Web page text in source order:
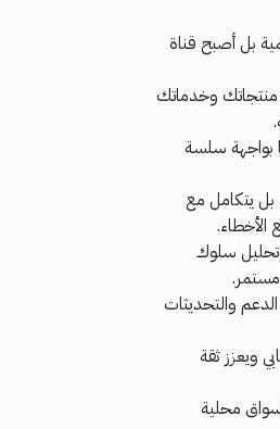
بل أصبح قناة
منتجاتك وخدماتك
بواجهة سلسة
بل يتكامل مع
الأخطاء.
سلوك
مستمر.
والتحديثات
ويعزز ثقة
محلية